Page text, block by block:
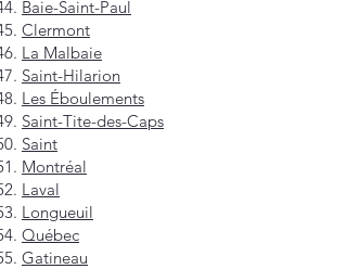
Baie-Saint-Paul
Clermont
La Malbaie
Saint-Hilarion
Les Éboulements
Saint-Tite-des-Caps
Saint
Montréal
Laval
Longueuil
Québec
Gatineau